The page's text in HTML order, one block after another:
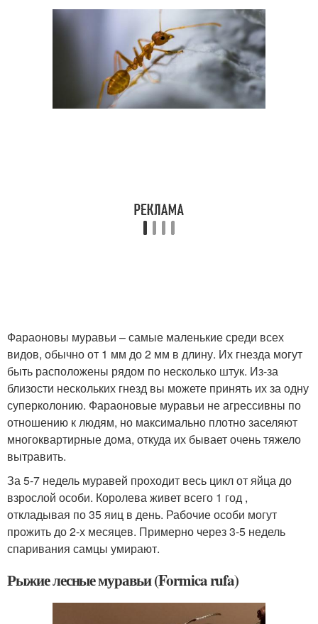
Фараоновы муравьи – самые маленькие среди всех
видов, обычно от 1 мм до 2 мм в длину. Их гнезда могут
быть расположены рядом по несколько штук. Из-за
близости нескольких гнезд вы можете принять их за одну
суперколонию. Фараоновые муравьи не агрессивны по
отношению к людям, но максимально плотно заселяют
многоквартирные дома, откуда их бывает очень тяжело
вытравить.
За 5-7 недель муравей проходит весь цикл от яйца до
взрослой особи. Королева живет всего 1 год ,
откладывая по 35 яиц в день. Рабочие особи могут
прожить до 2-х месяцев. Примерно через 3-5 недель
спаривания самцы умирают.
Рыжие лесные муравьи (Formica rufa)